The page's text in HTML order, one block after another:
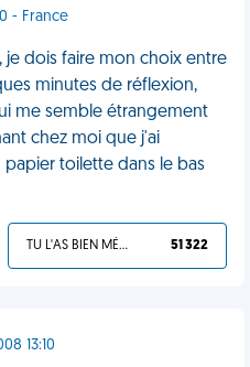
- France
je dois faire mon choix entre
minutes de réflexion,
me semble étrangement
chez moi que j'ai
toilette dans le bas
TU L'AS BIEN MÉRITÉ 51 322
13:10